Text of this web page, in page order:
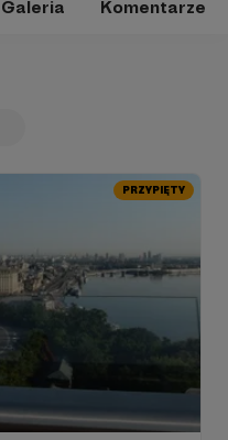
Galeria Komentarze
PRZYPIĘTY